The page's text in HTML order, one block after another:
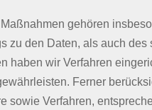
gehören
zu den Daten, als auch
haben wir Verfahren
Ferner
sowie Verfahren,